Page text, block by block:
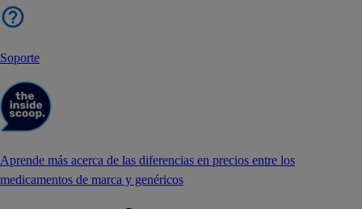
Soporte
Aprende más acerca de las diferencias en precios entre los
medicamentos de marca y genéricos